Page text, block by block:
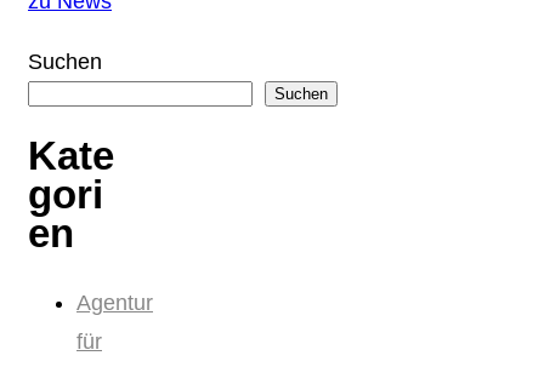
Suchen
Suchen
Kate
gori
en
Agentur
für